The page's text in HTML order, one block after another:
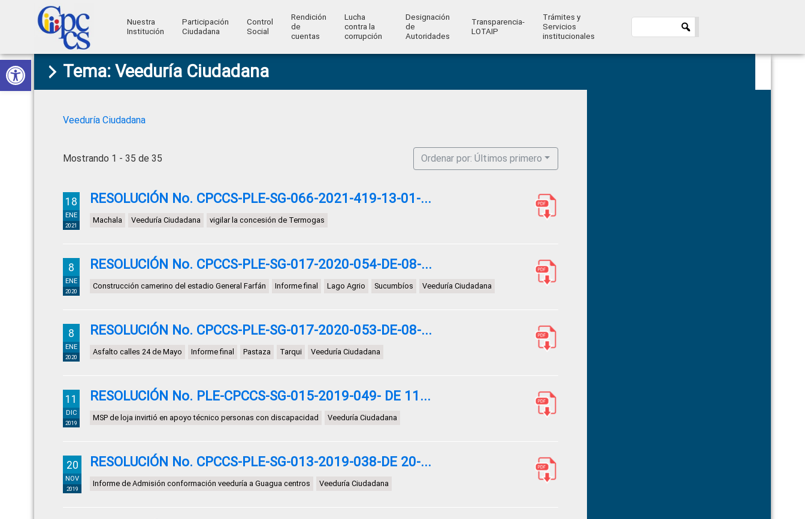
Abrir barra de herramientas
Skip
to
primary
Skip
to
main
Skip
to
primary
Skip
to
footer
Consejo
de
Ciudadana
Control
Construyendo
Poder
Ciudadano
Nuestra
Institución
Participación
Ciudadana
Control
Social
Rendición
de
cuentas
Lucha
contra la
corrupción
Designación
de
Autoridades
Transparencia-
LOTAIP
Trámites y
Servicios
institucionales
Tema: Veeduría Ciudadana
Veeduría Ciudadana
Mostrando 1 - 35 de 35 Ordenar por: Últimos primero
18
ENE
2021
RESOLUCIÓN No. CPCCS-PLE-SG-066-2021-419-13-01-...
Machala Veeduría Ciudadana vigilar la concesión de Termogas
8
ENE
2020
RESOLUCIÓN No. CPCCS-PLE-SG-017-2020-054-DE-08-...
Construcción camerino del estadio General Farfán Informe final Lago Agrio Sucumbíos Veeduría Ciudadana
8
ENE
2020
RESOLUCIÓN No. CPCCS-PLE-SG-017-2020-053-DE-08-...
Asfalto calles 24 de Mayo Informe final Pastaza Tarqui Veeduría Ciudadana
11
DIC
2019
RESOLUCIÓN No. PLE-CPCCS-SG-015-2019-049- DE 11...
MSP de loja invirtió en apoyo técnico personas con discapacidad Veeduría Ciudadana
20
NOV
2019
RESOLUCIÓN No. CPCCS-PLE-SG-013-2019-038-DE 20-...
Informe de Admisión conformación veeduría a Guagua centros Veeduría Ciudadana